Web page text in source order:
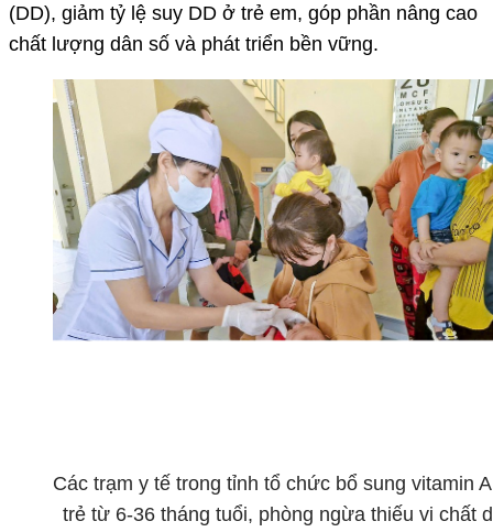
(DD), giảm tỷ lệ suy DD ở trẻ em, góp phần nâng cao
chất lượng dân số và phát triển bền vững.
Các trạm y tế trong tỉnh tổ chức bổ sung vitamin
trẻ từ 6-36 tháng tuổi, phòng ngừa thiếu vi chất